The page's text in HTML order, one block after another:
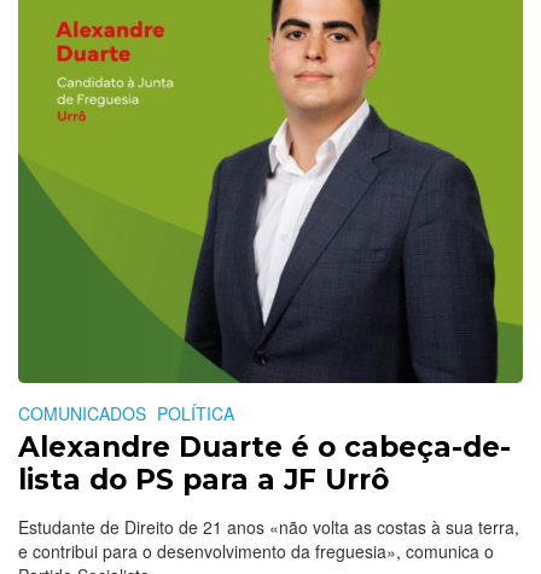
COMUNICADOS POLÍTICA
Alexandre Duarte é o cabeça-de-
lista do PS para a JF Urrô
Estudante de Direito de 21 anos «não volta as costas à sua terra,
e contribui para o desenvolvimento da freguesia», comunica o